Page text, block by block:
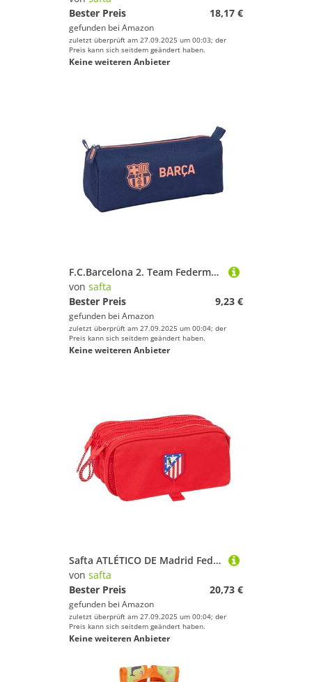
Bester Preis
18,17 €
gefunden bei Amazon
zuletzt überprüft am 27.09.2025 um 00:03; der
Preis kann sich seitdem geändert haben.
Keine weiteren Anbieter
F.C.Barcelona 2. Team Federmäppchen mit Reißverschluss und Fach, Federmäppchen für Kinder, ideal für Kinder im Schulalter, bequem und vielseitig, Qualität und Widerstandsfähigkeit, 21 x 7 x 8 cm
von safta
Bester Preis
9,23 €
gefunden bei Amazon
zuletzt überprüft am 27.09.2025 um 00:04; der
Preis kann sich seitdem geändert haben.
Keine weiteren Anbieter
Safta ATLÉTICO DE Madrid Federmäppchen mit DREI Fächern, für Kinder, ideal für Kinder im Schulalter, bequem und vielseitig, Qualität und Widerstandsfähigkeit, 21,5 x 8 x 10 cm, Rot, rot, Estándar,
von safta
Bester Preis
20,73 €
gefunden bei Amazon
zuletzt überprüft am 27.09.2025 um 00:04; der
Preis kann sich seitdem geändert haben.
Keine weiteren Anbieter